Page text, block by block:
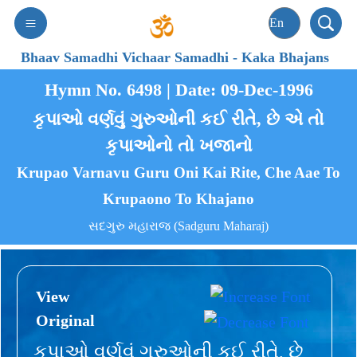
Bhaav Samadhi Vichaar Samadhi-Kaka Bhajans
Hymn No. 6498 | Date: 09-Dec-1996
કૃપાઓ વર્ણવું ગુરુઓની કઈ રીતે, છે એ તો
કૃપાઓનો તો ખજાનો
Krupao Varnavu Guru Oni Kai Rite, Che Aae To
Krupaono To Khajano
સદગુરુ મહારાજ (Sadguru Maharaj)
View
Original
કૃપાઓ વર્ણવું ગુરુઓની કઈ રીતે, છે